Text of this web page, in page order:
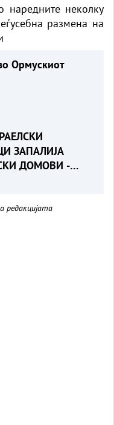
наредните неколку
размена на
Ормускиот
ЗАПАЛИЈА
ДОМОВИ -
редакцијата